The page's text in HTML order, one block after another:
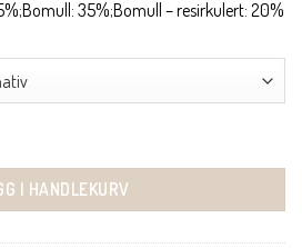
35%;Bomull – resirkulert: 20%
I HANDLEKURV